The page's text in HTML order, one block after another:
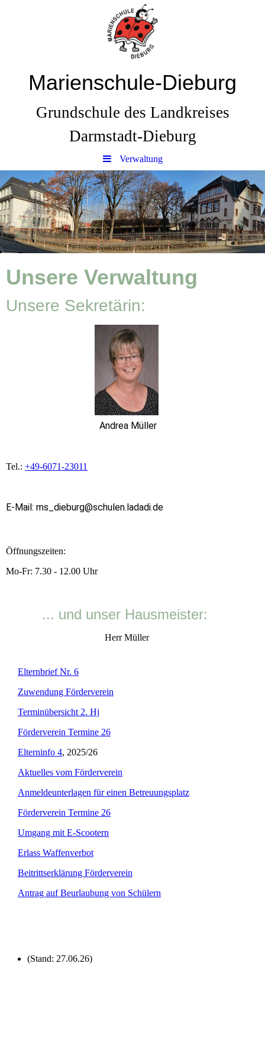
Marienschule-Dieburg
Grundschule des Landkreises
Darmstadt-Dieburg
Verwaltung
Unsere Verwaltung
Unsere Sekretärin:
Andrea Müller
Tel.: +49-6071-23011
E-Mail: ms_dieburg@schulen.ladadi.de
Öffnungszeiten:
Mo-Fr: 7.30 - 12.00 Uhr
... und unser Hausmeister:
Herr Müller
Elternbrief Nr. 6
Zuwendung Förderverein
Terminübersicht 2. Hj
Förderverein Termine 26
Elterninfo 4, 2025/26
Aktuelles vom Förderverein
Anmeldeunterlagen für einen Betreuungsplatz
Förderverein Termine 26
Umgang mit E-Scootern
Erlass Waffenverbot
Beitrittserklärung Förderverein
Antrag auf Beurlaubung von Schülern
(Stand: 27.06.26)